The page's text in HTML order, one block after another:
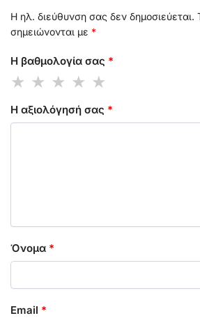
Η ηλ. διεύθυνση σας δεν δημοσιεύεται.
σημειώνονται με *
Η βαθμολογία σας *
Η αξιολόγησή σας *
Όνομα *
Email *